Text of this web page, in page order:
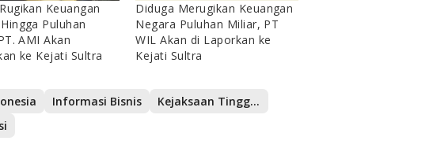
Keuangan
Puluhan
AMI Akan
ke Kejati Sultra
Diduga Merugikan Keuangan
Negara Puluhan Miliar, PT
WIL Akan di Laporkan ke
Kejati Sultra
Informasi Bisnis
Kejaksaan Tinggi Sumatera Selatan